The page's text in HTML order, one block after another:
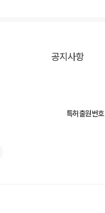
공지사항
특허출원번호